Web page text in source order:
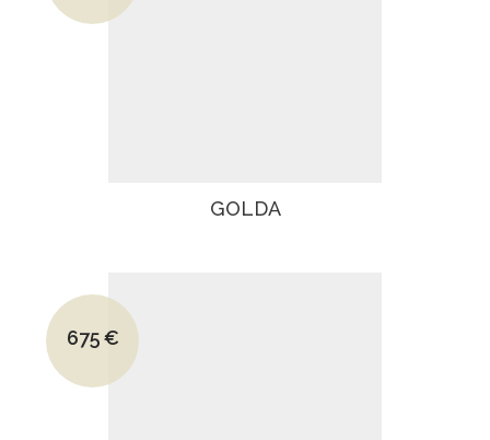
Le prix actuel est : 215€.
GOLDA
Le prix initial était : 945€.
675€
Le prix actuel est : 675€.